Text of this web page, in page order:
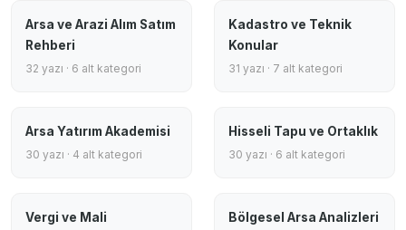
Arsa ve Arazi Alım Satım
Rehberi
32 yazı · 6 alt kategori
Kadastro ve Teknik
Konular
31 yazı · 7 alt kategori
Arsa Yatırım Akademisi
30 yazı · 4 alt kategori
Hisseli Tapu ve Ortaklık
30 yazı · 6 alt kategori
Vergi ve Mali
Bölgesel Arsa Analizleri